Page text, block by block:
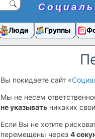
Люди Группы
Вы покидаете сайт «
Мы не несем
не указывать никаких
Если Вы не хотите
перемещены через 4